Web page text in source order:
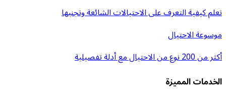
تعلم كيفية التعرف على الاحتيالات الشائعة وتجنبها
موسوعة الاحتيال
أكثر من 200 نوع من الاحتيال مع أدلة تفصيلية
الخدمات المميزة